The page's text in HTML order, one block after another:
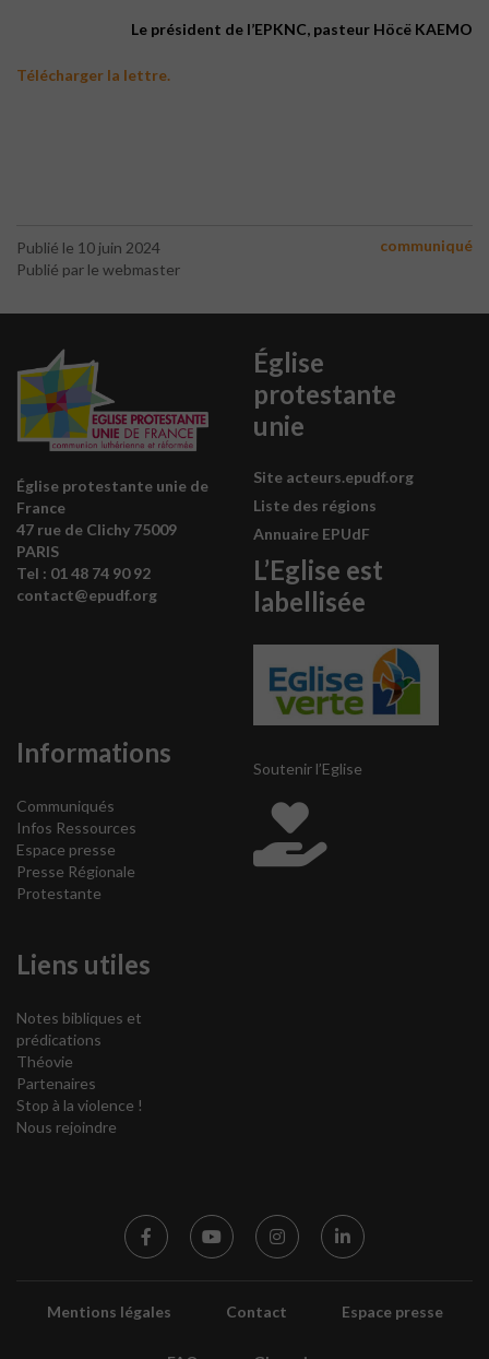
Le président de l’EPKNC, pasteur Höcë KAEMO
Télécharger la lettre.
Publié le 10 juin 2024
Publié par le webmaster
communiqué
Église protestante unie de
France
47 rue de Clichy 75009
PARIS
Tel : 01 48 74 90 92
contact@epudf.org
Église
protestante
unie
Site acteurs.epudf.org
Liste des régions
Annuaire EPUdF
L’Eglise est
labellisée
Informations
Communiqués
Infos Ressources
Espace presse
Presse Régionale
Protestante
Liens utiles
Notes bibliques et
prédications
Théovie
Partenaires
Stop à la violence !
Nous rejoindre
Soutenir l’Eglise
Mentions légales Contact Espace presse